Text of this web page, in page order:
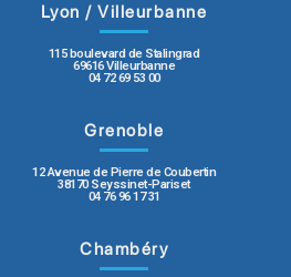
Lyon / Villeurbanne
115 boulevard de Stalingrad
69616 Villeurbanne
04 72 69 53 00
Grenoble
12 Avenue de Pierre de Coubertin
38170 Seyssinet-Pariset
04 76 96 17 31
Chambéry